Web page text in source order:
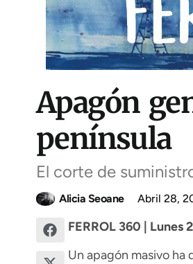
Apagón
península
El corte de
Alicia Seoane Abril 28,
FERROL 360 | Lunes
Un apagón masivo ha